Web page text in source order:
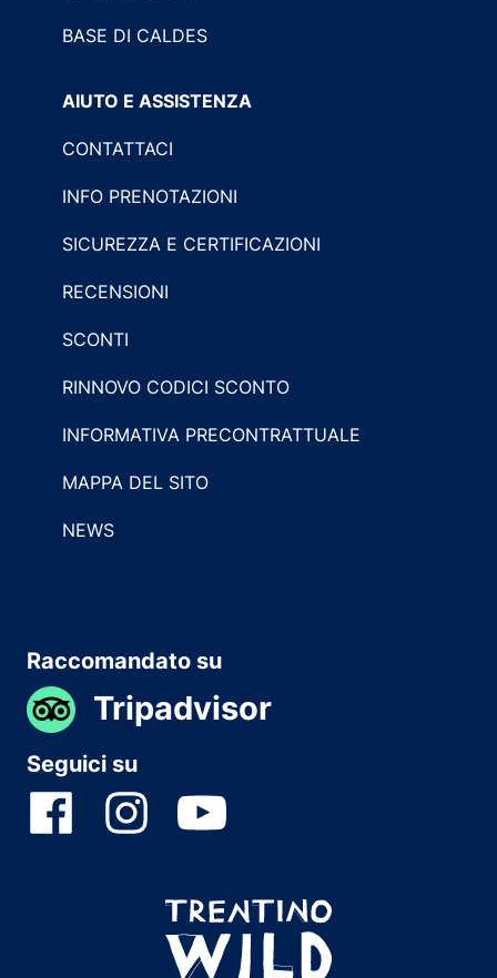
BASE DI CALDES
AIUTO E ASSISTENZA
CONTATTACI
INFO PRENOTAZIONI
SICUREZZA E CERTIFICAZIONI
RECENSIONI
SCONTI
RINNOVO CODICI SCONTO
INFORMATIVA PRECONTRATTUALE
MAPPA DEL SITO
NEWS
Raccomandato su
Tripadvisor
Seguici su